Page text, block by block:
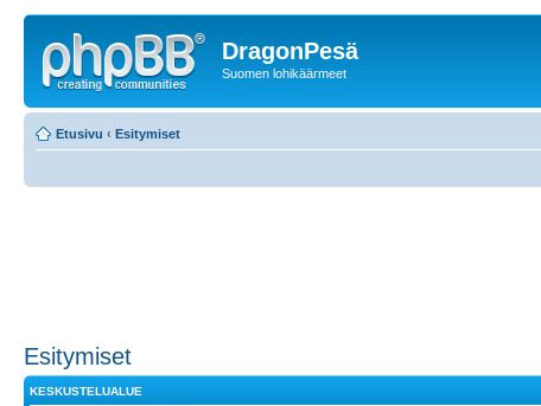
DragonPesä
Suomen lohikäärmeet
Etusivu ‹ Esitymiset
Esitymiset
KESKUSTELUALUE